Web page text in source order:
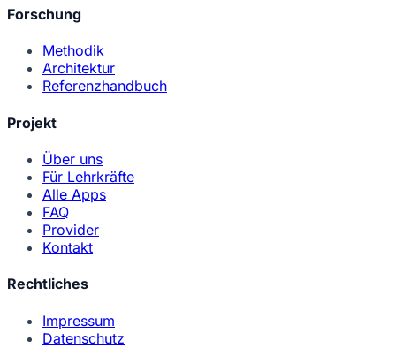
Forschung
Methodik
Architektur
Referenzhandbuch
Projekt
Über uns
Für Lehrkräfte
Alle Apps
FAQ
Provider
Kontakt
Rechtliches
Impressum
Datenschutz